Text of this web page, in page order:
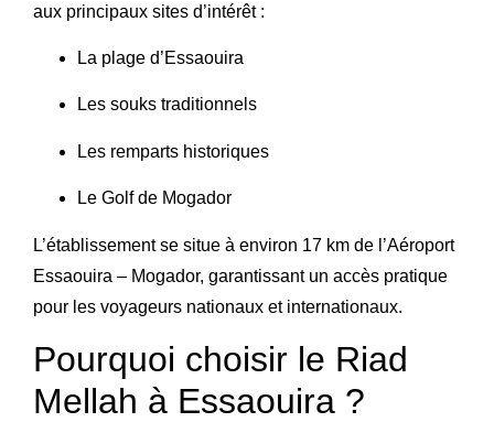
aux principaux sites d’intérêt :
La plage d’Essaouira
Les souks traditionnels
Les remparts historiques
Le Golf de Mogador
L’établissement se situe à environ 17 km de l’Aéroport
Essaouira – Mogador, garantissant un accès pratique
pour les voyageurs nationaux et internationaux.
Pourquoi choisir le Riad
Mellah à Essaouira ?